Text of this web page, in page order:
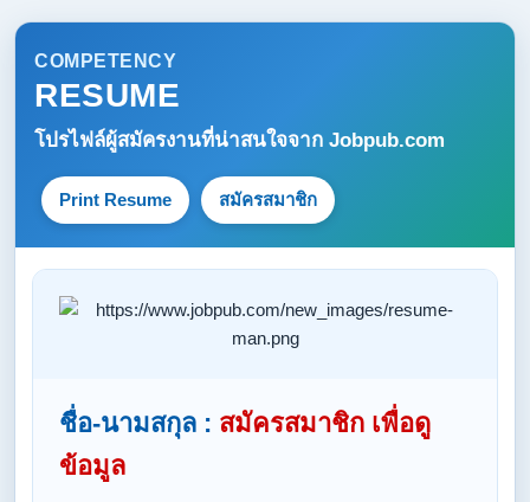
COMPETENCY
RESUME
โปรไฟล์ผู้สมัครงานที่น่าสนใจจาก Jobpub.com
Print Resume สมัครสมาชิก
ชื่อ-นามสกุล : สมัครสมาชิก เพื่อดู
ข้อมูล